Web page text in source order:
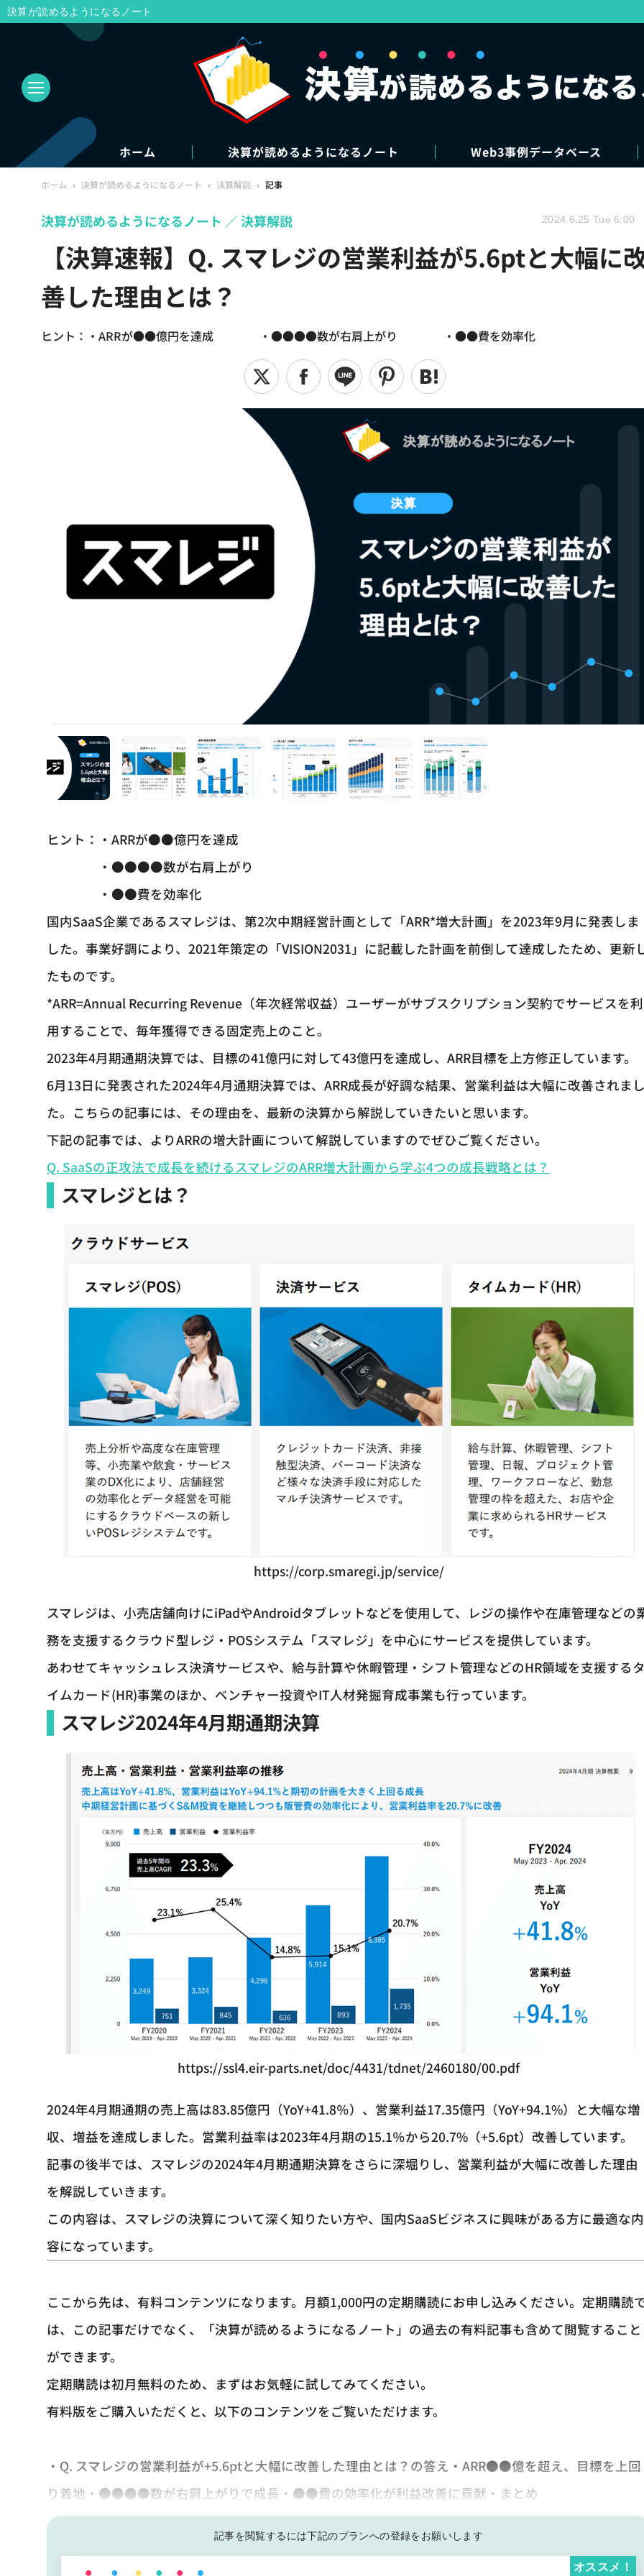
ホーム 決算が読めるようになるノート Web3事例データベース
ホーム › 決算が読めるようになるノート › 決算解説 › 記事
【決算速報】Q. スマレジの営業利益が5.6ptと大幅に
善した理由とは？
ヒント：・ARRが●●億円を達成 ・●●●●数が右肩上がり ・●●費を効率化
決算が読めるようになるノート 決算解説 2024.6.25 Tue 6:00
ヒント：・ARRが●●億円を達成
・●●●●数が右肩上がり
・●●費を効率化
国内SaaS企業であるスマレジは、第2次中期経営計画として「ARR*増大計画」を2023年9月に発表しま
した。事業好調により、2021年策定の「VISION2031」に記載した計画を前倒して達成したため、更新
たものです。
*ARR=Annual Recurring Revenue（年次経常収益）ユーザーがサブスクリプション契約でサービスを利
用することで、毎年獲得できる固定売上のこと。
2023年4月期通期決算では、目標の41億円に対して43億円を達成し、ARR目標を上方修正しています。
6月13日に発表された2024年4月通期決算では、ARR成長が好調な結果、営業利益は大幅に改善されま
た。こちらの記事には、その理由を、最新の決算から解説していきたいと思います。
下記の記事では、よりARRの増大計画について解説していますのでぜひご覧ください。
Q. SaaSの正攻法で成長を続けるスマレジのARR増大計画から学ぶ4つの成長戦略とは？
スマレジとは？
https://corp.smaregi.jp/service/
スマレジは、小売店舗向けにiPadやAndroidタブレットなどを使用して、レジの操作や在庫管理などの
務を支援するクラウド型レジ・POSシステム「スマレジ」を中心にサービスを提供しています。
あわせてキャッシュレス決済サービスや、給与計算や休暇管理・シフト管理などのHR領域を支援する
イムカード(HR)事業のほか、ベンチャー投資やIT人材発掘育成事業も行っています。
スマレジ2024年4月期通期決算
https://ssl4.eir-parts.net/doc/4431/tdnet/2460180/00.pdf
2024年4月期通期の売上高は83.85億円（YoY+41.8％）、営業利益17.35億円（YoY+94.1%）と大幅な増
収、増益を達成しました。営業利益率は2023年4月期の15.1％から20.7%（+5.6pt）改善しています。
記事の後半では、スマレジの2024年4月期通期決算をさらに深堀りし、営業利益が大幅に改善した理由
を解説していきます。
この内容は、スマレジの決算について深く知りたい方や、国内SaaSビジネスに興味がある方に最適な内
容になっています。
ここから先は、有料コンテンツになります。月額1,000円の定期購読にお申し込みください。定期購読
は、この記事だけでなく、「決算が読めるようになるノート」の過去の有料記事も含めて閲覧すること
ができます。
定期購読は初月無料のため、まずはお気軽に試してみてください。
有料版をご購入いただくと、以下のコンテンツをご覧いただけます。
・Q. スマレジの営業利益が+5.6ptと大幅に改善した理由とは？の答え・ARR●●億を超え、目標を上回
り着地・●●●●数が右肩上がりで成長・●●費の効率化が利益改善に貢献・まとめ
記事を閲覧するには下記のプランへの登録をお願いします
オススメ！
決算が読めるようになるノート